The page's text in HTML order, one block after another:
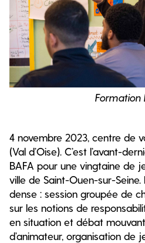
Formation
4 novembre 2023, centre de
(Val d’Oise). C’est l’avant-
BAFA pour une vingtaine de
ville de Saint-Ouen-sur-
dense : session groupée de
sur les notions de
en situation et débat
d’animateur, organisation de